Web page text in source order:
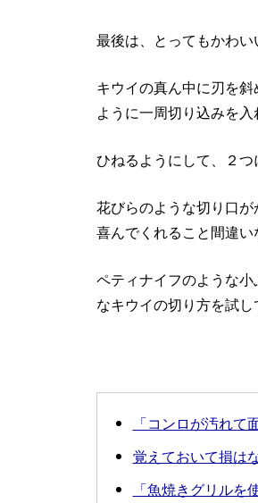
最後は、とってもかわい
キウイの真ん中に刃を
ように一周切り込みを入
ひねるようにして、２
花びらのような切り口
喜んでくれること間違い
ペティナイフのような
なキウイの切り方を試し
「コンロが汚れ
覚えておいて損は
「魚焼きグリル